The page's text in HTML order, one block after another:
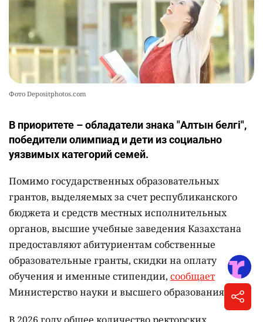
Фото Depositphotos.com
В приоритете – обладатели знака "Алтын белгі",
победители олимпиад и дети из социально
уязвимых категорий семей.
Помимо государственных образовательных
грантов, выделяемых за счет республиканского
бюджета и средств местных исполнительных
органов, высшие учебные заведения Казахстана
предоставляют абитуриентам собственные
образовательные гранты, скидки на оплату
обучения и именные стипендии, сообщает
Министерство науки и высшего образования РК.